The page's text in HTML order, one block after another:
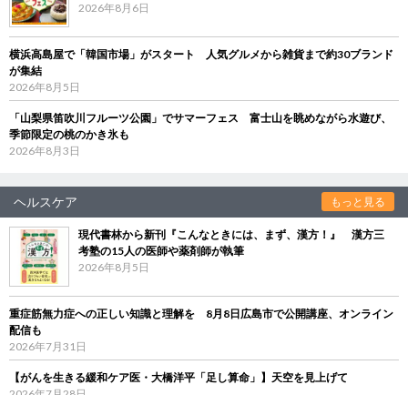
2026年8月6日
横浜高島屋で「韓国市場」がスタート 人気グルメから雑貨まで約30ブランド
が集結
2026年8月5日
「山梨県笛吹川フルーツ公園」でサマーフェス 富士山を眺めながら水遊び、
季節限定の桃のかき氷も
2026年8月3日
ヘルスケア もっと見る
現代書林から新刊『こんなときには、まず、漢方！』 漢方三
考塾の15人の医師や薬剤師が執筆
2026年8月5日
重症筋無力症への正しい知識と理解を 8月8日広島市で公開講座、オンライン
配信も
2026年7月31日
【がんを生きる緩和ケア医・大橋洋平「足し算命」】天空を見上げて